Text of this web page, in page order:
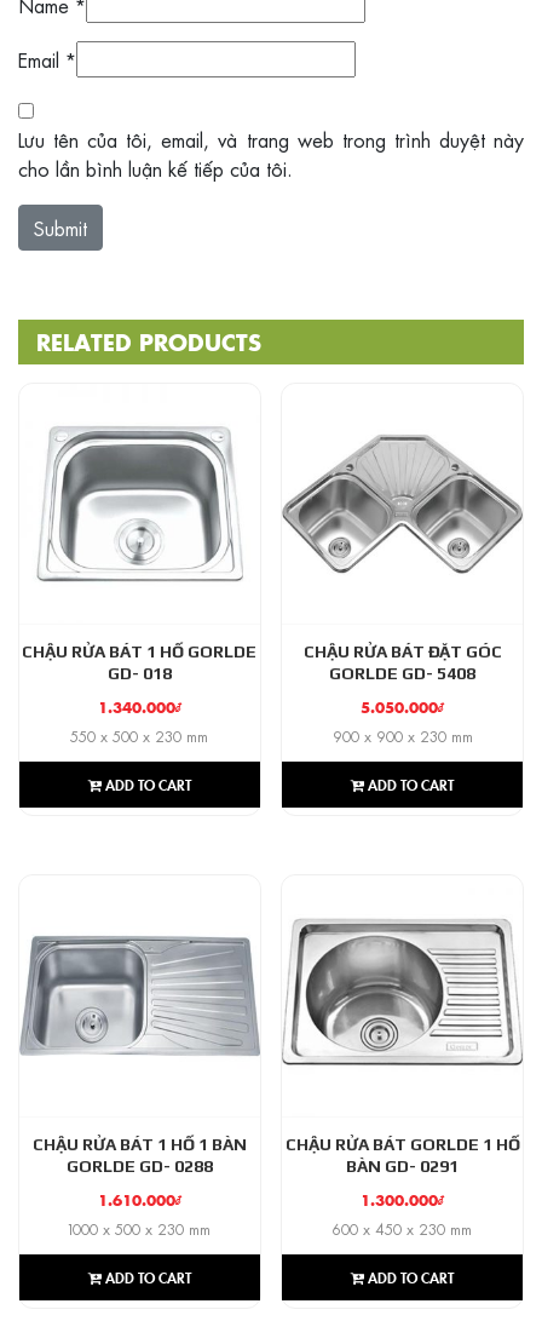
Email *
Lưu tên của tôi, email, và trang web trong trình duyệt này
cho lần bình luận kế tiếp của tôi.
RELATED PRODUCTS
CHẬU RỬA BÁT 1 HỐ GORLDE
GD- 018
1.340.000₫
550 x 500 x 230 mm
ADD TO CART
CHẬU RỬA BÁT ĐẶT GÓC
GORLDE GD- 5408
5.050.000₫
900 x 900 x 230 mm
ADD TO CART
CHẬU RỬA BÁT 1 HỐ 1 BÀN
GORLDE GD- 0288
1.610.000₫
1000 x 500 x 230 mm
ADD TO CART
CHẬU RỬA BÁT GORLDE 1 HỐ
BÀN GD- 0291
1.300.000₫
600 x 450 x 230 mm
ADD TO CART